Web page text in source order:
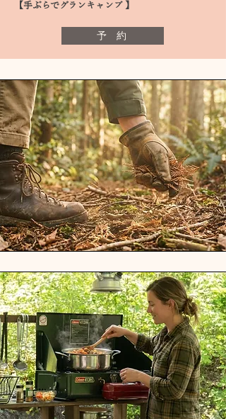
【手ぶらでグランキャンプ 】
予 約